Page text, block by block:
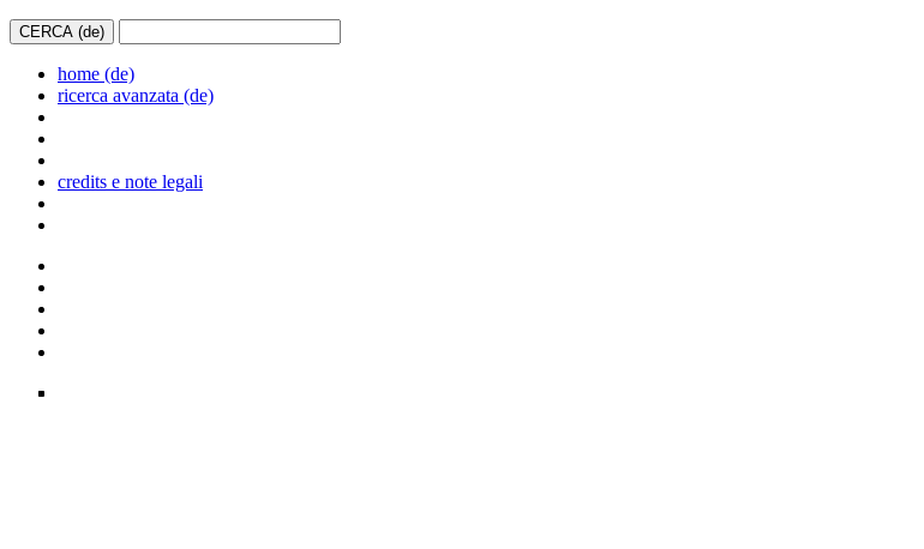
home (de)
ricerca avanzata (de)
credits e note legali